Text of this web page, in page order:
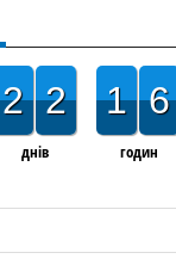
2 2
днів
1 6
годин